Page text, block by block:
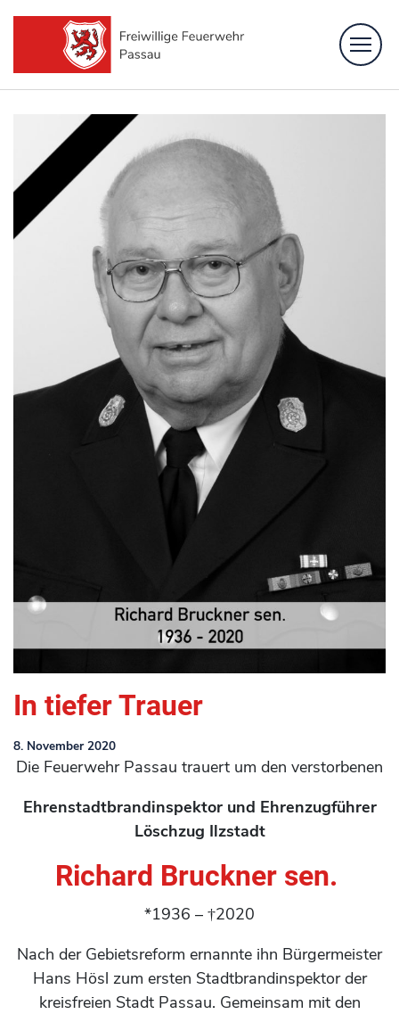
Löschzüge
Fachbereiche
Bürgerinformation
In tiefer Trauer
8. November 2020
Die Feuerwehr Passau trauert um den verstorbenen
Ehrenstadtbrandinspektor und Ehrenzugführer
Löschzug Ilzstadt
Richard Bruckner sen.
*1936 – †2020
Nach der Gebietsreform ernannte ihn Bürgermeister
Hans Hösl zum ersten Stadtbrandinspektor der
kreisfreien Stadt Passau. Gemeinsam mit den